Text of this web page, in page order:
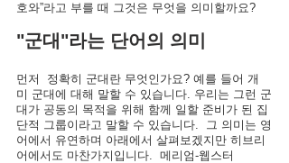
호와”라고 부를 때 그것은 무엇을 의미할까요?
"군대"라는 단어의 의미
먼저  정확히 군대란 무엇인가요? 예를 들어 개
미 군대에 대해 말할 수 있습니다. 우리는 그런 군
대가 공동의 목적을 위해 함께 일할 준비가 된 집
단적 그룹이라고 말할 수 있습니다.  그 의미는 영
어에서 유연하며 아래에서 살펴보겠지만 히브리
어에서도 마찬가지입니다.  메리엄-웹스터